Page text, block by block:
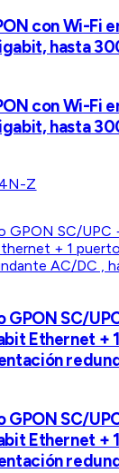
con Wi-Fi
hasta
con Wi-Fi
hasta
Z
GPON SC/
Ethernet +
GPON SC/
Ethernet +